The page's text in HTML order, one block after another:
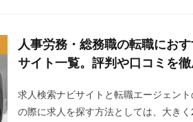
人事労務・総務職の転職にお
サイト一覧。評判や口コミを徹
求人検索ナビサイトと転職エージェン
の際に求人を探す方法としては、大き